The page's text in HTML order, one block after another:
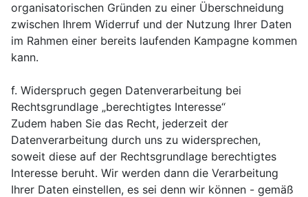
organisatorischen Gründen zu einer Überschneidung
zwischen Ihrem Widerruf und der Nutzung Ihrer Daten
im Rahmen einer bereits laufenden Kampagne kommen
kann.
f. Widerspruch gegen Datenverarbeitung bei
Rechtsgrundlage „berechtigtes Interesse“
Zudem haben Sie das Recht, jederzeit der
Datenverarbeitung durch uns zu widersprechen,
soweit diese auf der Rechtsgrundlage berechtigtes
Interesse beruht. Wir werden dann die Verarbeitung
Ihrer Daten einstellen, es sei denn wir können - gemäß